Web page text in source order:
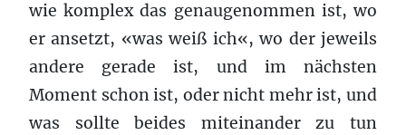
wie komplex das genaugenommen ist, wo
er ansetzt, «was weiß ich«, wo der jeweils
andere gerade ist, und im nächsten
Moment schon ist, oder nicht mehr ist, und
was sollte beides miteinander zu tun